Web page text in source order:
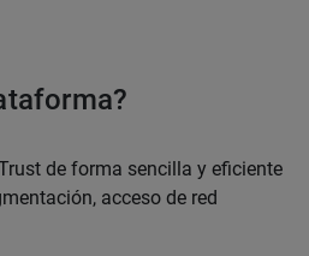
de forma sencilla y eficiente
acceso de red